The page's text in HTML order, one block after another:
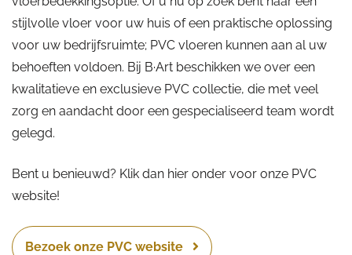
stijlvolle vloer voor uw huis of een praktische oplossing
voor uw bedrijfsruimte; PVC vloeren kunnen aan al uw
behoeften voldoen. Bij B·Art beschikken we over een
kwalitatieve en exclusieve PVC collectie, die met veel
zorg en aandacht door een gespecialiseerd team wordt
gelegd.
Bent u benieuwd? Klik dan hier onder voor onze PVC
website!
Bezoek onze PVC website